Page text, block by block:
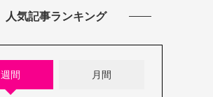
人気記事ランキング
週間 月間